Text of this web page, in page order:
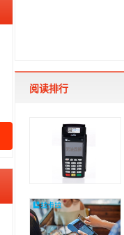
阅读排行